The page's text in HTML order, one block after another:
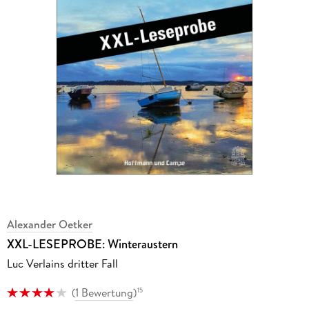
Alexander Oetker
XXL-LESEPROBE: Winteraustern
Luc Verlains dritter Fall
(1 Bewertung)15